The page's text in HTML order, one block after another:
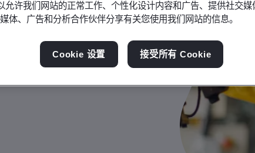
法规、进
者对您的产品和服务
允许我们网站的正常工作、个性化设计内容和广告、提供社交媒
体、广告和分析合作伙伴分享有关您使用我们网站的信息。
Cookie 设置 接受所有 Cookie